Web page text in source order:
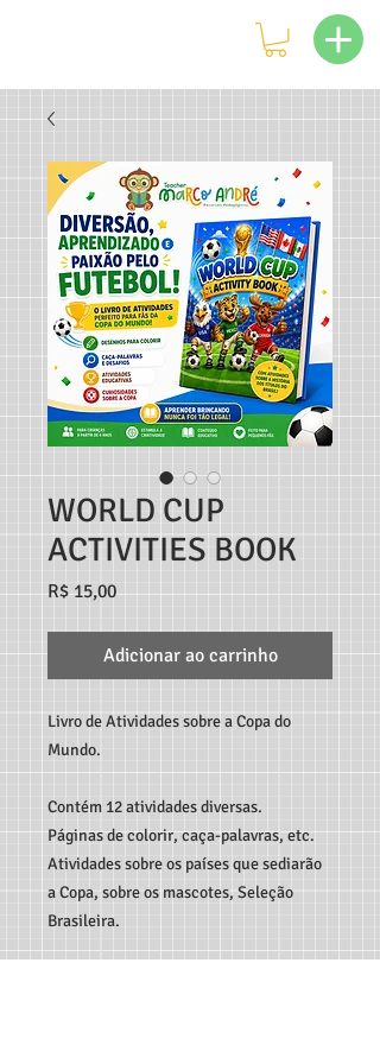
WORLD CUP
ACTIVITIES BOOK
R$ 15,00Preço
Adicionar ao carrinho
Livro de Atividades sobre a Copa do
Mundo.
Contém 12 atividades diversas.
Páginas de colorir, caça-palavras, etc.
Atividades sobre os países que sediarão
a Copa, sobre os mascotes, Seleção
Brasileira.